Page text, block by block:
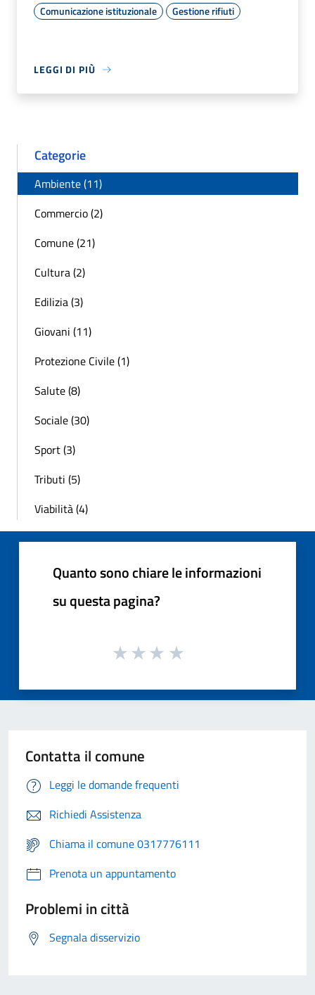
Comunicazione istituzionale Gestione rifiuti
LEGGI DI PIÙ
Categorie
Ambiente (11)
Commercio (2)
Comune (21)
Cultura (2)
Edilizia (3)
Giovani (11)
Protezione Civile (1)
Salute (8)
Sociale (30)
Sport (3)
Tributi (5)
Viabilità (4)
Quanto sono chiare le informazioni
su questa pagina?
Contatta il comune
Leggi le domande frequenti
Richiedi Assistenza
Chiama il comune 0317776111
Prenota un appuntamento
Problemi in città
Segnala disservizio